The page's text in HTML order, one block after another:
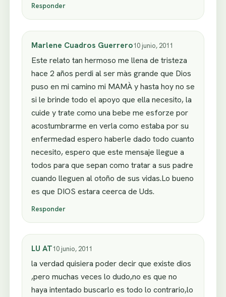
Responder
Marlene Cuadros Guerrero10 junio, 2011
Este relato tan hermoso me llena de tristeza
hace 2 años perdi al ser màs grande que Dios
puso en mi camino mi MAMÀ y hasta hoy no se
si le brinde todo el apoyo que ella necesito, la
cuide y trate como una bebe me esforze por
acostumbrarme en verla como estaba por su
enfermedad espero haberle dado todo cuanto
necesito, espero que este mensaje llegue a
todos para que sepan como tratar a sus padre
cuando lleguen al otoño de sus vidas.Lo bueno
es que DIOS estara ceerca de Uds.
Responder
LU AT10 junio, 2011
la verdad quisiera poder decir que existe dios
,pero muchas veces lo dudo,no es que no
haya intentado buscarlo es todo lo contrario,lo